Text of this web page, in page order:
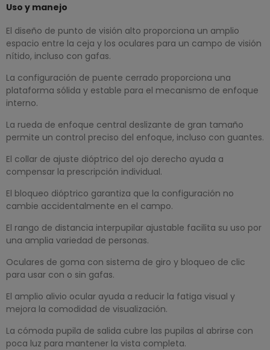
Uso y manejo
El diseño de punto de visión alto proporciona un amplio
espacio entre la ceja y los oculares para un campo de visión
nítido, incluso con gafas.
La configuración de puente cerrado proporciona una
plataforma sólida y estable para el mecanismo de enfoque
interno.
La rueda de enfoque central deslizante de gran tamaño
permite un control preciso del enfoque, incluso con guantes.
El collar de ajuste dióptrico del ojo derecho ayuda a
compensar la prescripción individual.
El bloqueo dióptrico garantiza que la configuración no
cambie accidentalmente en el campo.
El rango de distancia interpupilar ajustable facilita su uso por
una amplia variedad de personas.
Oculares de goma con sistema de giro y bloqueo de clic
para usar con o sin gafas.
El amplio alivio ocular ayuda a reducir la fatiga visual y
mejora la comodidad de visualización.
La cómoda pupila de salida cubre las pupilas al abrirse con
poca luz para mantener la vista completa.